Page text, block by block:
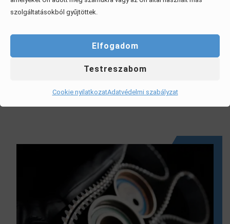
szolgáltatásokból gyűjtöttek.
Elfogadom
Testreszabom
Cookie nyilatkozatAdatvédelmi szabályzat
Automata váltó olajcsere
váltó élettartamát.